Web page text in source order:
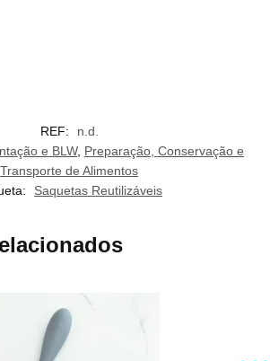
REF:
n.d.
e BLW, Preparação, Conservação e
Transporte de Alimentos
Saquetas Reutilizáveis